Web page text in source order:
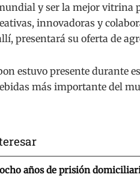
y ser la mejor vitrina
innovadoras y
presentará su oferta de
estuvo presente durante
más importante del
años de prisión